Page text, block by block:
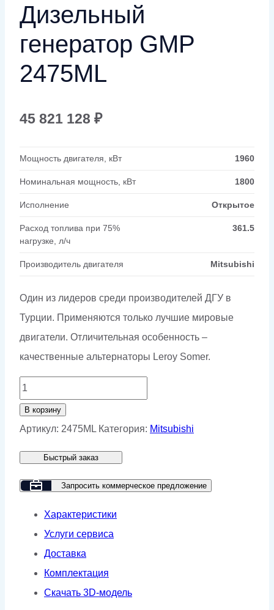
Дизельный
генератор GMP
2475ML
45 821 128 ₽
Мощность двигателя, кВт 1960
Номинальная мощность, кВт 1800
Исполнение Открытое
Расход топлива при 75%
нагрузке, л/ч
361.5
Производитель двигателя Mitsubishi
Один из лидеров среди производителей ДГУ в
Турции. Применяются только лучшие мировые
двигатели. Отличительная особенность –
качественные альтернаторы Leroy Somer.
Количество
товара
Дизельный
GMP
2475ML
В корзину
Артикул: 2475ML Категория: Mitsubishi
Быстрый заказ
Запросить коммерческое предложение
Характеристики
Услуги сервиса
Доставка
Комплектация
Скачать 3D-модель